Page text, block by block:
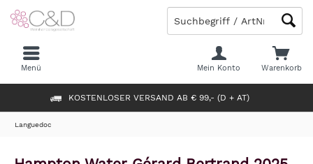
KOSTENLOSER VERSAND AB € 99,- (D + AT)
Warenkorb
Mein Konto
Menü
Languedoc